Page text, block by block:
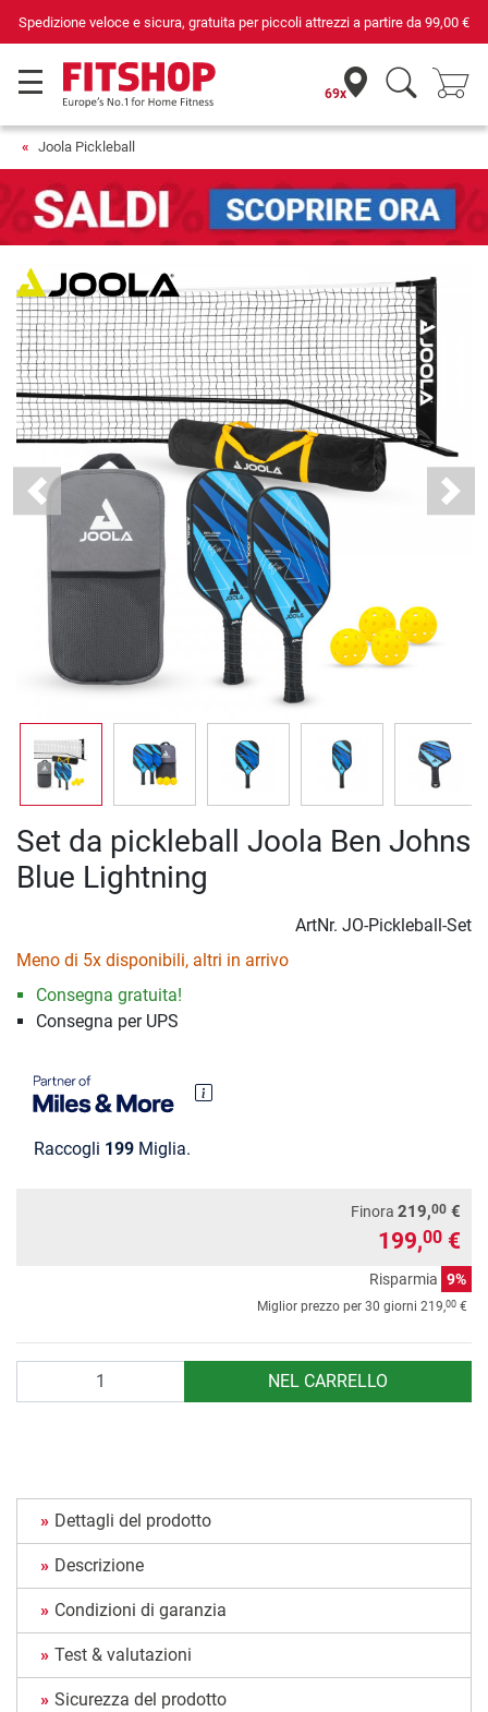
Spedizione veloce e sicura, gratuita per piccoli attrezzi a partire da 99,00 €
69x
Joola Pickleball
Previous Next
Set da pickleball Joola Ben Johns
Blue Lightning
ArtNr. JO-Pickleball-Set
Meno di 5x disponibili, altri in arrivo
Consegna gratuita!
Consegna per UPS
Raccogli 199 Miglia.
Finora 219,00 €
199,00 €
Risparmia 9%
Miglior prezzo per 30 giorni 219,00 €
NEL CARRELLO
Dettagli del prodotto
Descrizione
Condizioni di garanzia
Test & valutazioni
Sicurezza del prodotto